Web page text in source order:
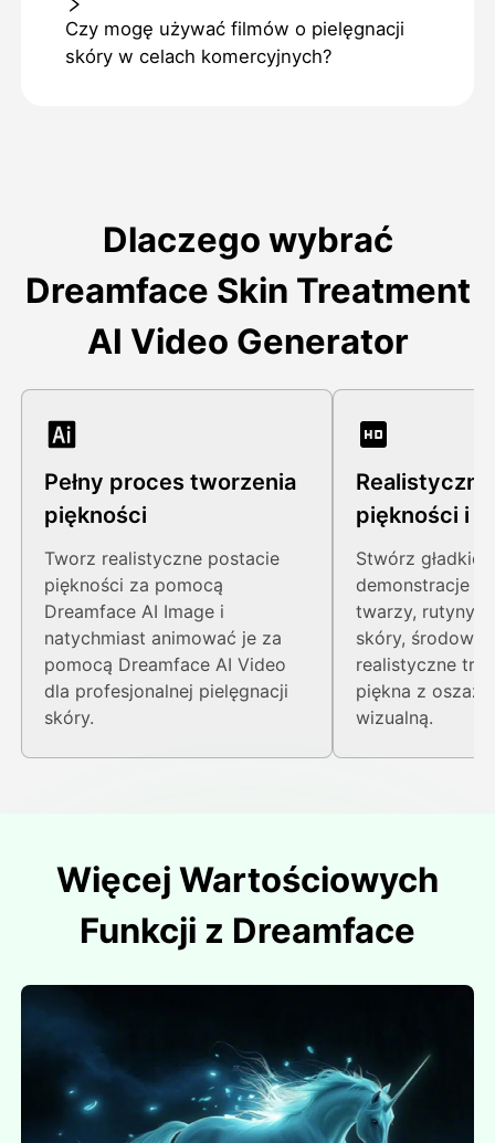
Czy mogę używać filmów o pielęgnacji
skóry w celach komercyjnych?
Dlaczego wybrać
Dreamface Skin Treatment
AI Video Generator
Pełny proces tworzenia
piękności
Tworz realistyczne postacie
piękności za pomocą
Dreamface AI Image i
natychmiast animować je za
pomocą Dreamface AI Video
dla profesjonalnej pielęgnacji
skóry.
piękności i
skóry
Stwórz gładkie
demonstracje
twarzy, rutyny
skóry,
realistyczne
piękna z
wizualną.
Więcej Wartościowych
Funkcji z Dreamface